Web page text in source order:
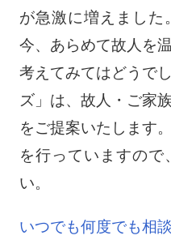
が急激に増えました
今、あらめて故人を
考えてみてはどうで
ズ」は、故人・ご家
をご提案いたします
を行っていますので
い。
いつでも何度でも相